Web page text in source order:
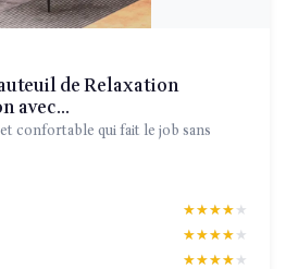
de Relaxation
avec...
confortable qui fait le job sans
★★★★★
★★★★★
★★★★★
★★★★★
★★★★★
★★★★★